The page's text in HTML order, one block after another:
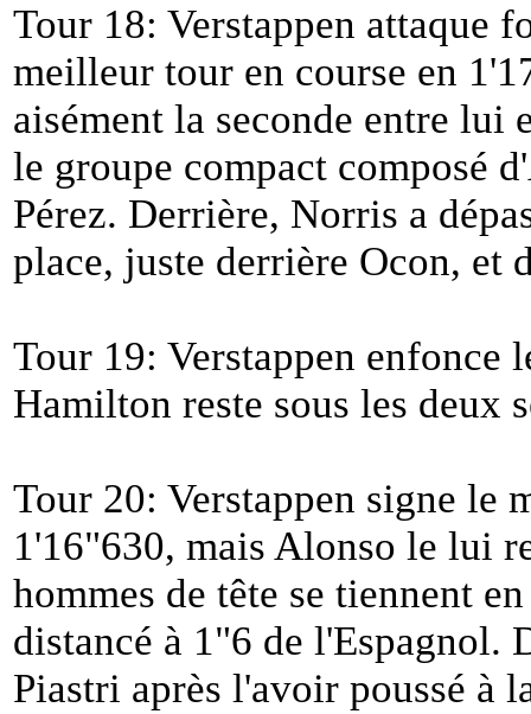
Tour 18: Verstappen attaque
meilleur tour en course en
aisément la seconde entre
le groupe compact composé
Pérez. Derrière, Norris a
place, juste derrière Ocon, et
Tour 19: Verstappen enfonce
Hamilton reste sous les deux
Tour 20: Verstappen signe le
1'16"630, mais Alonso le lui
hommes de tête se tiennent
distancé à 1"6 de l'Espagnol.
Piastri après l'avoir poussé à